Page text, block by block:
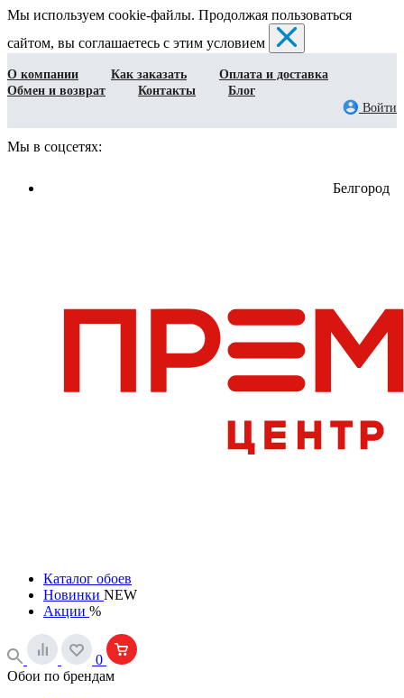
Мы используем cookie-файлы. Продолжая пользоваться
сайтом, вы соглашаетесь с этим условием
О компании Как заказать
Оплата и доставка
Обмен и возврат
Контакты
Блог
Войти
Мы в соцсетях:
Белгород
Каталог обоев
Новинки NEW
Акции %
0
Обои по брендам